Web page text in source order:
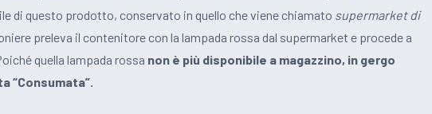
di questo prodotto, conservato in quello che viene chiamato supermarket di
preleva il contenitore con la lampada rossa dal supermarket e procede a
quella lampada rossa non è più disponibile a magazzino, in gergo
“Consumata”.